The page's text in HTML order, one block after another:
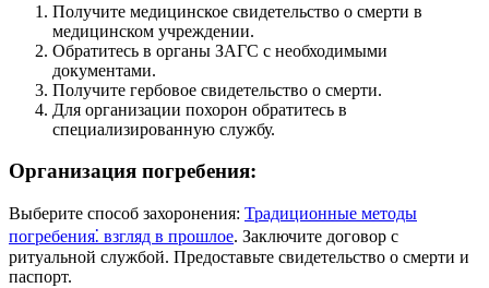
Получите медицинское свидетельство о смерти в
медицинском учреждении.
Обратитесь в органы ЗАГС с необходимыми
документами.
Получите гербовое свидетельство о смерти.
Для организации похорон обратитесь в
специализированную службу.
Организация погребения:
Выберите способ захоронения: Традиционные методы
погребения⁚ взгляд в прошлое. Заключите договор с
ритуальной службой. Предоставьте свидетельство о смерти и
паспорт.